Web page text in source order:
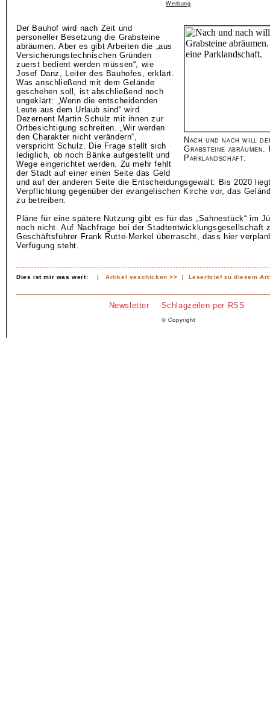
Werbung
Nach und nach will
Grabsteine
Parklandschaft.
Der Bauhof wird nach Zeit und
personeller Besetzung die Grabsteine
abräumen. Aber es gibt Arbeiten die „aus
Versicherungstechnischen Gründen
zuerst bedient werden müssen“, wie
Josef Danz, Leiter des Bauhofes, erklärt.
Was anschließend mit dem Gelände
geschehen soll, ist abschließend noch
ungeklärt: „Wenn die entscheidenden
Leute aus dem Urlaub sind“ wird
Dezernent Martin Schulz mit ihnen zur
Ortbesichtigung schreiten. „Wir werden
den Charakter nicht verändern“,
verspricht Schulz. Die Frage stellt sich
lediglich, ob noch Bänke aufgestellt und
Wege eingerichtet werden. Zu mehr fehlt
der Stadt auf einer einen Seite das Geld
und auf der anderen Seite die Entscheidungsgewalt: Bis 2020
Verpflichtung gegenüber der evangelischen Kirche vor, das
zu betreiben.
Pläne für eine spätere Nutzung gibt es für das „Sahnestück“ im
noch nicht. Auf Nachfrage bei der Stadtentwicklungsgesellschaft
Geschäftsführer Frank Rutte-Merkel überrascht, dass hier
Verfügung steht.
Dies ist mir was wert: |Artikel veschicken >> | Leserbrief zu diesem
Newsletter Schlagzeilen per RSS
© Copyright